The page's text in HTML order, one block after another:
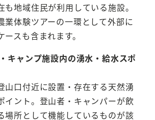
も地域住民が利用している施設。
業体験ツアーの一環として外部に
スも含まれます。
キャンプ施設内の湧水・給水スポ
山口付近に設置・存在する天然湧
イント。登山者・キャンパーが飲
場所として機能しているものが該